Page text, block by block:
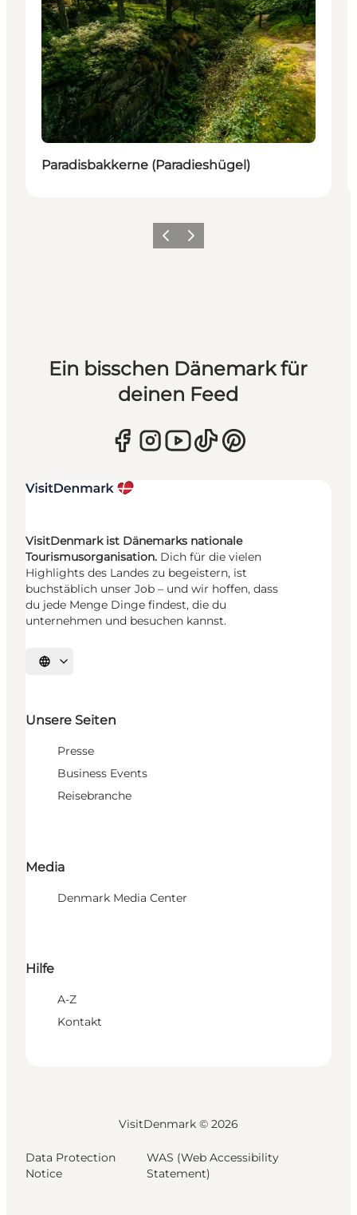
Paradisbakkerne (Paradieshügel)
ZurückWeiter
Ein bisschen Dänemark für
deinen Feed
VisitDenmark ist Dänemarks nationale
Tourismusorganisation. Dich für die vielen
Highlights des Landes zu begeistern, ist
buchstäblich unser Job – und wir hoffen, dass
du jede Menge Dinge findest, die du
unternehmen und besuchen kannst.
Sprache auswählen
Unsere Seiten
Presse
Business Events
Reisebranche
Media
Denmark Media Center
Hilfe
A-Z
Kontakt
VisitDenmark © 2026
Data Protection
Notice
WAS (Web Accessibility
Statement)